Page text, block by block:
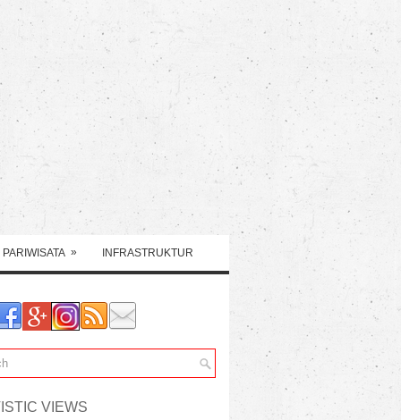
PARIWISATA » INFRASTRUKTUR
VIEWS